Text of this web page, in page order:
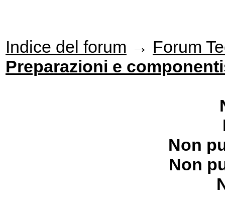
Indice del forum → Forum
Preparazioni e
Non
Non